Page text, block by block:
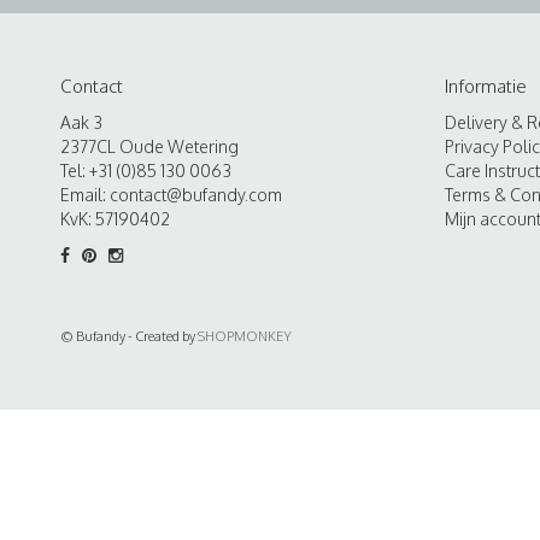
Contact
Aak 3
2377CL Oude Wetering
Tel: +31 (0)85 130 0063
Email: contact@bufandy.com
KvK: 57190402
Informatie
Delivery &
Privacy
Care
Terms &
Mijn account
© Bufandy - Created bySHOPMONKEY